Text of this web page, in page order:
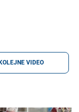
KOLEJNE VIDEO